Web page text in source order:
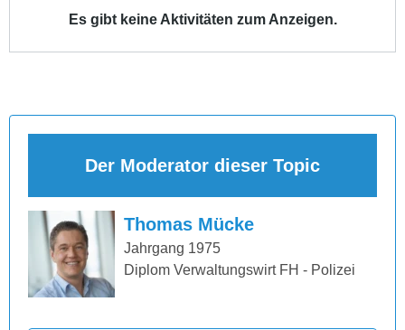
Es gibt keine Aktivitäten zum Anzeigen.
Der Moderator dieser Topic
Thomas Mücke
Jahrgang 1975
Diplom Verwaltungswirt FH - Polizei